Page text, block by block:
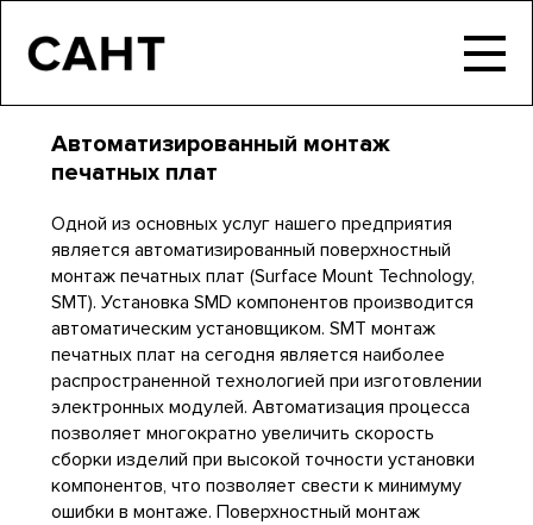
Автоматизированный монтаж
печатных плат
Одной из основных услуг нашего предприятия
является автоматизированный поверхностный
монтаж печатных плат (Surface Mount Technology,
SMT). Установка SMD компонентов производится
автоматическим установщиком. SMT монтаж
печатных плат на сегодня является наиболее
распространенной технологией при изготовлении
электронных модулей. Автоматизация процесса
позволяет многократно увеличить скорость
сборки изделий при высокой точности установки
компонентов, что позволяет свести к минимуму
ошибки в монтаже. Поверхностный монтаж